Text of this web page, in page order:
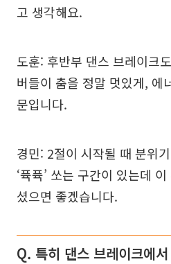
고 생각해요.
도훈: 후반부 댄스 브레이크
버들이 춤을 정말 멋있게, 에
문입니다.
경민: 2절이 시작될 때 분위
‘퓩퓩’ 쏘는 구간이 있는데
셨으면 좋겠습니다.
Q. 특히 댄스 브레이크에